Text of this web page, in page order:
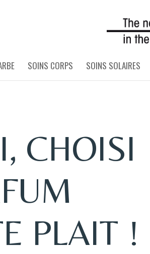
SOINS CORPS SOINS SOLAIRES
CHOISI
PLAIT !